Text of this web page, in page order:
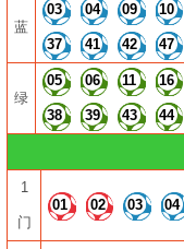
蓝
03 04 09 10
37 41 42 47
绿
05 06 11 16
38 39 43 44
1
门
01 02 03 04